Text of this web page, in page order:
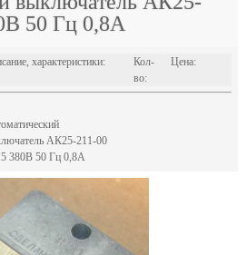
50 Гц 0,8А
характеристики:
Кол-
во:
Цена:
АК25-211-00
380В 50 Гц 0,8А